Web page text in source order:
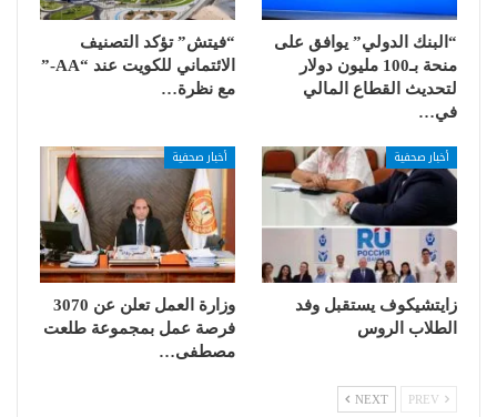
“البنك الدولي” يوافق على
منحة بـ100 مليون دولار
لتحديث القطاع المالي
في…
“فيتش” تؤكد التصنيف
الائتماني للكويت عند “AA-”
مع نظرة…
أخبار صحفية
زايتشيكوف يستقبل وفد
الطلاب الروس
أخبار صحفية
وزارة العمل تعلن عن 3070
فرصة عمل بمجموعة طلعت
مصطفى…
NEXT